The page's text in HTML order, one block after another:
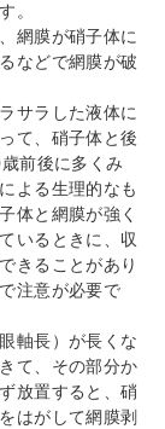
。
網膜が硝子体に
などで網膜が破
サラした液体に
て、硝子体と後
前後に多くみ
よる生理的なも
体と網膜が強く
いるときに、収
きることがあり
注意が必要で
軸長）が長くな
て、その部分か
放置すると、硝
はがして網膜剥